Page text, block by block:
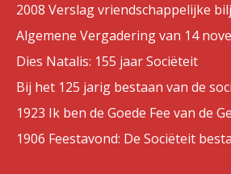
2008 Verslag vriendschappelijke
Algemene Vergadering van 14
Dies Natalis: 155 jaar Sociëteit
Bij het 125 jarig bestaan van de
1923 Ik ben de Goede Fee van de
1906 Feestavond: De Sociëteit